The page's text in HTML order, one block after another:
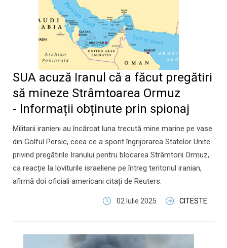
SUA acuză Iranul că a făcut pregătiri
să mineze Strâmtoarea Ormuz
- Informații obținute prin spionaj
Militarii iranieni au încărcat luna trecută mine marine pe vase
din Golful Persic, ceea ce a sporit îngrijorarea Statelor Unite
privind pregătirile Iranului pentru blocarea Strâmtorii Ormuz,
ca reacție la loviturile israeliene pe întreg teritoriul iranian,
afirmă doi oficiali americani citați de Reuters.
02 Iulie 2025 CITESTE